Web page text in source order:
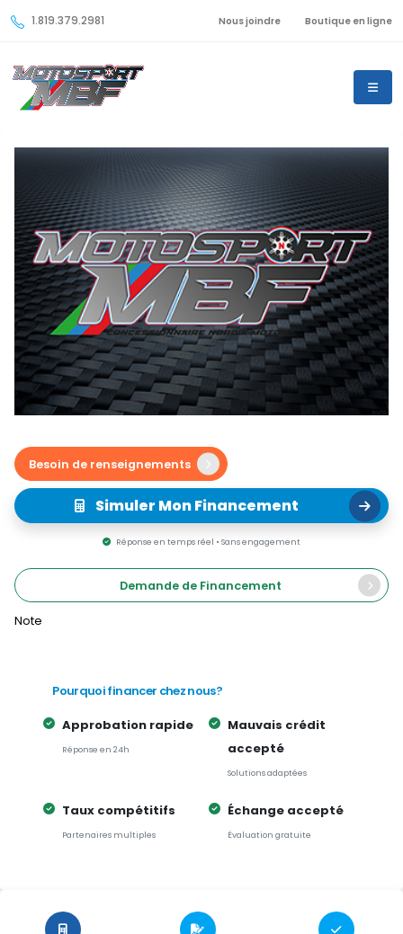
1.819.379.2981 Nous joindre Boutique en ligne
Besoin de renseignements
Simuler Mon Financement
Réponse en temps réel • Sans engagement
Demande de Financement
Note
Pourquoi financer chez nous?
Approbation rapide
Réponse en 24h
Mauvais crédit
accepté
Solutions adaptées
Taux compétitifs
Partenaires multiples
Échange accepté
Évaluation gratuite